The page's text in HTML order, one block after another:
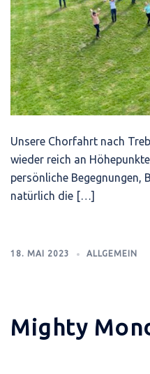
Unsere Chorfahrt nach
wieder reich an
persönliche Begegnungen,
natürlich die […]
18. MAI 2023 ALLGEMEIN
Mighty